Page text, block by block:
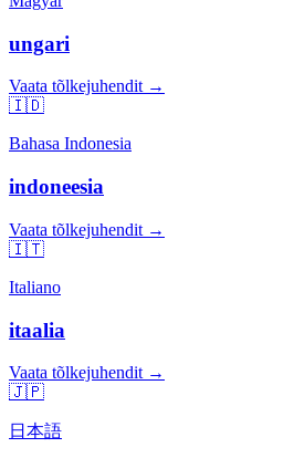
ungari
Vaata tõlkejuhendit →
🇮🇩
Bahasa Indonesia
indoneesia
Vaata tõlkejuhendit →
🇮🇹
Italiano
itaalia
Vaata tõlkejuhendit →
🇯🇵
日本語